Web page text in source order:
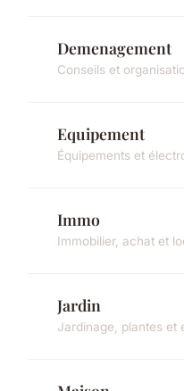
Demenagement
Conseils et
Equipement
Équipements et
Immo
Immobilier, achat et
Jardin
Jardinage, plantes et